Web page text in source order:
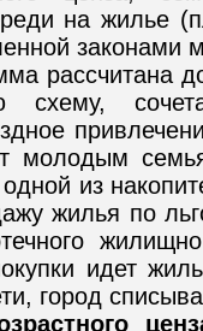
на жилье
законами
рассчитана
схему,
молодым
из
жилья по
идет
город